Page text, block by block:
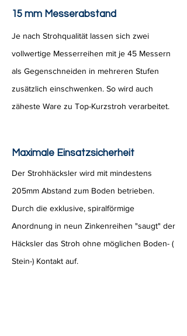
15 mm Messerabstand
Je nach Strohqualität lassen sich zwei
vollwertige Messerreihen mit je 45 Messern
als Gegenschneiden in mehreren Stufen
zusätzlich einschwenken. So wird auch
zäheste Ware zu Top-Kurzstroh verarbeitet.
Maximale Einsatzsicherheit
Der Strohhäcksler wird mit mindestens
205mm Abstand zum Boden betrieben.
Durch die exklusive, spiralförmige
Anordnung in neun Zinkenreihen "saugt" der
Häcksler das Stroh ohne möglichen Boden- (
Stein-) Kontakt auf.